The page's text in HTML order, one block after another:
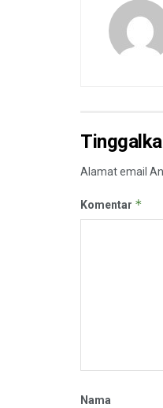
Alamat email
Komentar *
Nama